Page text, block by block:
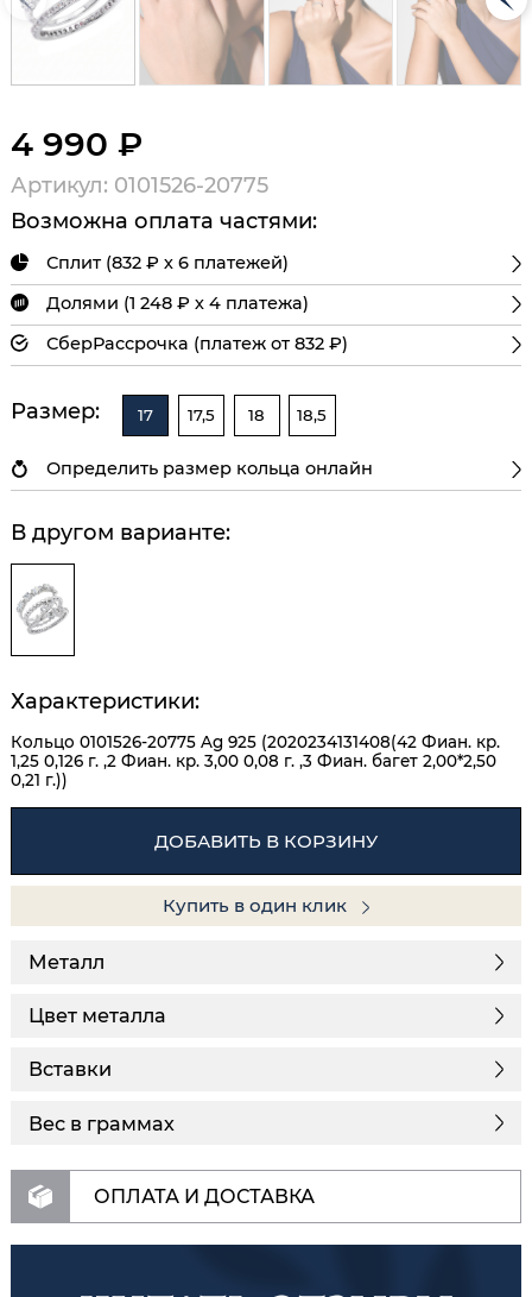
4 990 ₽
Артикул: 0101526-20775
Возможна оплата частями:
Сплит (832 ₽ х 6 платежей)
Долями (1 248 ₽ х 4 платежа)
СберРассрочка (платеж от 832 ₽)
Размер: 17 17,5 18 18,5
Определить размер кольца онлайн
В другом варианте:
Характеристики:
Кольцо 0101526-20775 Ag 925 (2020234131408(42 Фиан. кр.
1,25 0,126 г. ,2 Фиан. кр. 3,00 0,08 г. ,3 Фиан. багет 2,00*2,50
0,21 г.))
ДОБАВИТЬ В КОРЗИНУ
Купить в один клик
Металл
Цвет металла
Вставки
Вес в граммах
ОПЛАТА И ДОСТАВКА